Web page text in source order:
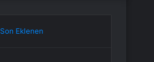
Son Eklenen